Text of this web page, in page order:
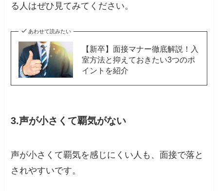
る人はぜひ見てみてください。
あわせて読みたい
【新卒】面接マナー徹底解説！入
室方法と抑えておきたい3つのポ
イントを紹介
3.声が小さくて覇気がない
声が小さくて覇気を感じにくい人も、面接で落と
されやすいです。